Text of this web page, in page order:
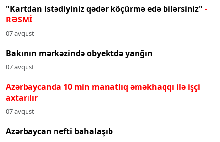
"Kartdan istədiyiniz qədər köçürmə edə bilərsiniz" -
RƏSMİ
07 avqust
Bakının mərkəzində obyektdə yanğın
07 avqust
Azərbaycanda 10 min manatlıq əməkhaqqı ilə işçi
axtarılır
07 avqust
Azərbaycan nefti bahalaşıb